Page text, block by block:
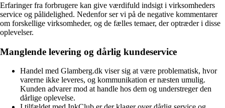
Erfaringer fra forbrugere kan give værdifuld indsigt i virksomheders
service og pålidelighed. Nedenfor ser vi på de negative kommentarer
om forskellige virksomheder, og de fælles temaer, der optræder i disse
oplevelser.
Manglende levering og dårlig kundeservice
Handel med Glamberg.dk viser sig at være problematisk, hvor
varerne ikke leveres, og kommunikation er næsten umulig.
Kunden advarer mod at handle hos dem og understreger den
dårlige oplevelse.